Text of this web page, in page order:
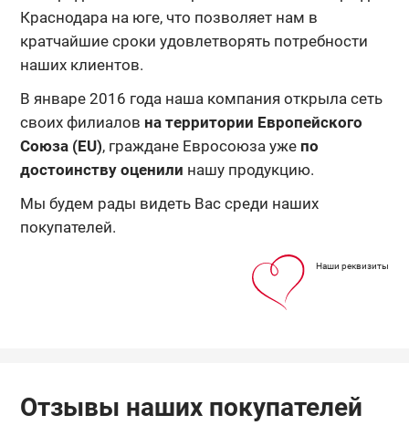
Краснодара на юге, что позволяет нам в
кратчайшие сроки удовлетворять потребности
наших клиентов.
В январе 2016 года наша компания открыла сеть
своих филиалов на территории Европейского
Союза (EU), граждане Евросоюза уже по
достоинству оценили нашу продукцию.
Мы будем рады видеть Вас среди наших
покупателей.
Наши реквизиты
Отзывы наших покупателей